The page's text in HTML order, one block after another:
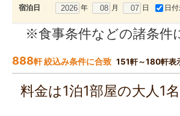
宿泊日 年 月 日 日付
※食事条件などの諸条件
888軒 絞込み条件に合致 151軒～180軒表
料金は1泊1部屋の大人1